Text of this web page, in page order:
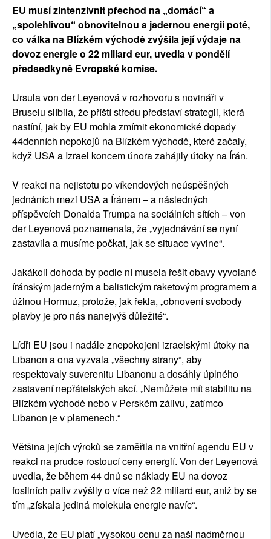
EU musí zintenzivnit přechod na „domácí“ a
„spolehlivou“ obnovitelnou a jadernou energii poté,
co válka na Blízkém východě zvýšila její výdaje na
dovoz energie o 22 miliard eur, uvedla v pondělí
předsedkyně Evropské komise.
Ursula von der Leyenová v rozhovoru s novináři v
Bruselu slíbila, že příští středu představí strategii, která
nastíní, jak by EU mohla zmírnit ekonomické dopady
44denních nepokojů na Blízkém východě, které začaly,
když USA a Izrael koncem února zahájily útoky na Írán.
V reakci na nejistotu po víkendových neúspěšných
jednáních mezi USA a Íránem – a následných
příspěvcích Donalda Trumpa na sociálních sítích – von
der Leyenová poznamenala, že „vyjednávání se nyní
zastavila a musíme počkat, jak se situace vyvine“.
Jakákoli dohoda by podle ní musela řešit obavy vyvolané
íránským jaderným a balistickým raketovým programem a
úžinou Hormuz, protože, jak řekla, „obnovení svobody
plavby je pro nás nanejvýš důležité“.
Lídři EU jsou i nadále znepokojeni izraelskými útoky na
Libanon a ona vyzvala „všechny strany“, aby
respektovaly suverenitu Libanonu a dosáhly úplného
zastavení nepřátelských akcí. „Nemůžete mít stabilitu na
Blízkém východě nebo v Perském zálivu, zatímco
Libanon je v plamenech.“
Většina jejích výroků se zaměřila na vnitřní agendu EU v
reakci na prudce rostoucí ceny energií. Von der Leyenová
uvedla, že během 44 dnů se náklady EU na dovoz
fosilních paliv zvýšily o více než 22 miliard eur, aniž by se
tím „získala jediná molekula energie navíc“.
Uvedla, že EU platí „vysokou cenu za naši nadměrnou